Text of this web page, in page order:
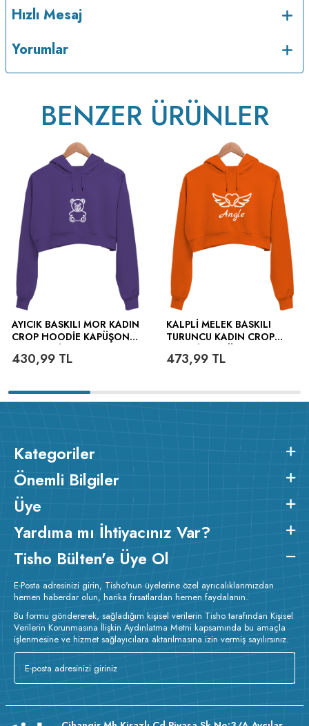
v233.25
Hızlı Mesaj
Yorumlar
BENZER ÜRÜNLER
AYICIK BASKILI MOR KADIN
CROP HOODIE KAPÜŞONLU
430,99 TL
KALPLI MELEK BASKILI
TURUNCU KADIN CROP
SWEATSHIRT
473,99TL
Kategoriler
Önemli Bilgiler
Üye
Yardıma mı İhtiyacınız Var?
Tisho Bülten'e Üye Ol
E-Posta adresinizi girin, Tisho'nun üyelerine özel ayrıcalıklarımızdan
hemen haberdar olun, harika fırsatlardan hemen faydalanın.
Bu formu göndererek, sağladığım kişisel verilerin Tisho tarafından Kişisel
Verilerin Korunmasına İlişkin Aydınlatma Metni kapsamında bu amaçla
işlenmesine ve hizmet sağlayıcılara aktarılmasına izin vermiş sayılırsınız.